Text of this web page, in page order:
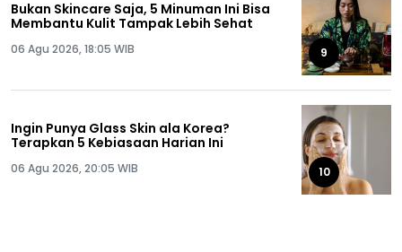
Bukan Skincare Saja, 5 Minuman Ini Bisa
Membantu Kulit Tampak Lebih Sehat
06 Agu 2026, 18:05 WIB 9
Ingin Punya Glass Skin ala Korea?
Terapkan 5 Kebiasaan Harian Ini
06 Agu 2026, 20:05 WIB 10